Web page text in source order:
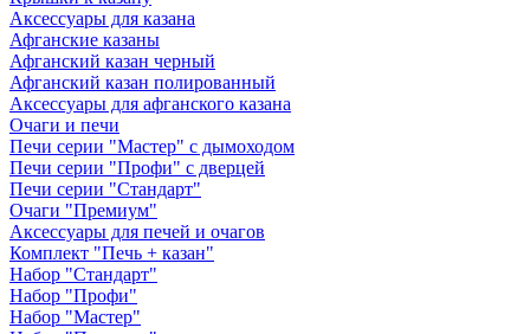
Аксессуары для казана
Афганские казаны
Афганский казан черный
Афганский казан полированный
Аксессуары для афганского казана
Очаги и печи
Печи серии "Мастер" с дымоходом
Печи серии "Профи" с дверцей
Печи серии "Стандарт"
Очаги "Премиум"
Аксессуары для печей и очагов
Комплект "Печь + казан"
Набор "Стандарт"
Набор "Профи"
Набор "Мастер"